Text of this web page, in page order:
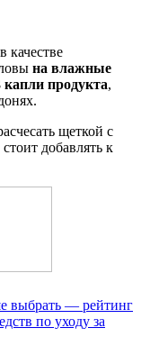
качестве
на влажные
капли продукта,
щеткой с
добавлять к
выбрать — рейтинг
по уходу за